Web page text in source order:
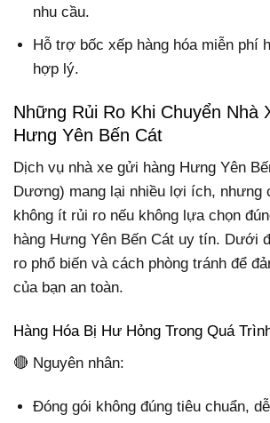
nhu cầu.
Hỗ trợ bốc xếp hàng hóa miễn phí
hợp lý.
Những Rủi Ro Khi Chuyển Nhà
Hưng Yên Bến Cát
Dịch vụ nhà xe gửi hàng Hưng Yên
Dương) mang lại nhiều lợi ích, nhưng
không ít rủi ro nếu không lựa chọn
hàng Hưng Yên Bến Cát uy tín. Dưới
ro phổ biến và cách phòng tránh để
của bạn an toàn.
Hàng Hóa Bị Hư Hỏng Trong Quá
🔴 Nguyên nhân:
Đóng gói không đúng tiêu chuẩn,